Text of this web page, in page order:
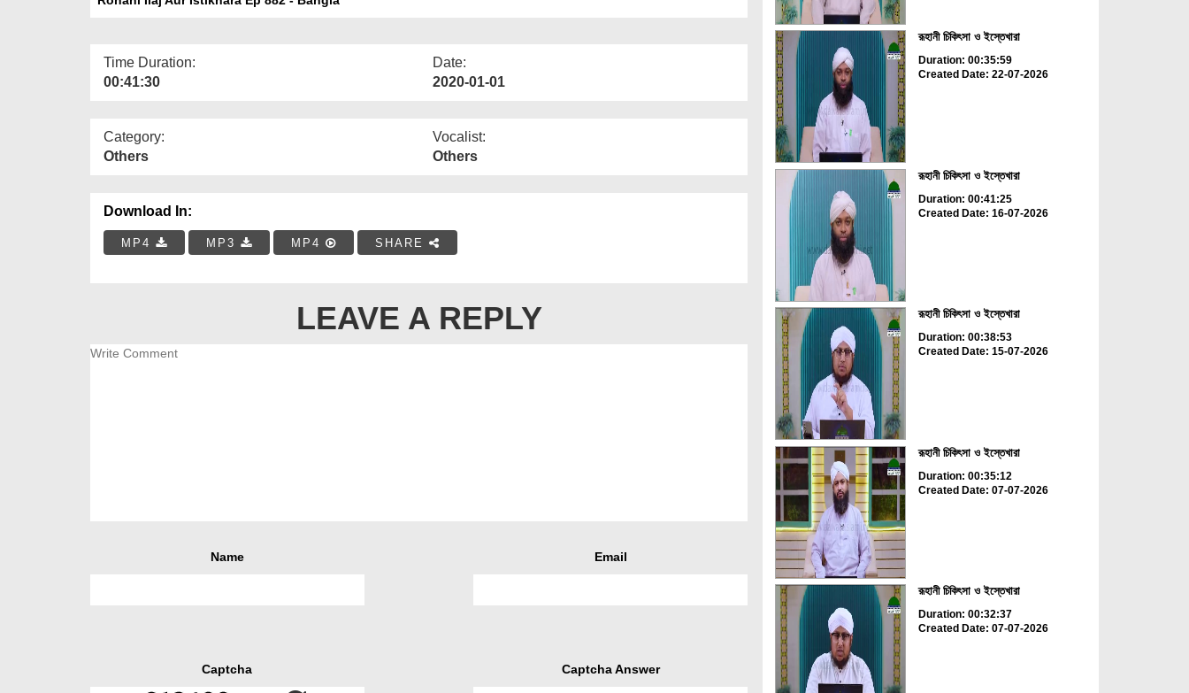
Time Duration:
00:41:30
Date:
2020-01-01
Category:
Others
Vocalist:
Others
Download In:
MP4 MP3 MP4 SHARE
LEAVE A REPLY
Name Email
Captcha Captcha Answer
রূহানী চিকিৎসা ও ইস্তেখারা
Duration: 00:35:59
Created Date: 22-07-2026
রূহানী চিকিৎসা ও ইস্তেখারা
Duration: 00:41:25
Created Date: 16-07-2026
রূহানী চিকিৎসা ও ইস্তেখারা
Duration: 00:38:53
Created Date: 15-07-2026
রূহানী চিকিৎসা ও ইস্তেখারা
Duration: 00:35:12
Created Date: 07-07-2026
রূহানী চিকিৎসা ও ইস্তেখারা
Duration: 00:32:37
Created Date: 07-07-2026